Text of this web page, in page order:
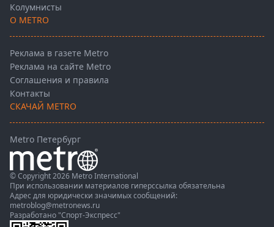
Колумнисты
О METRO
Реклама в газете Metro
Реклама на сайте Metro
Соглашения и правила
Контакты
СКАЧАЙ METRO
Metro Петербург
© Copyright 2026 Metro International
При использовании материалов гиперссылка обязательна
Адрес для юридически значимых сообщений:
metroblog@metronews.ru
Разработано "Спорт-Экспресс"